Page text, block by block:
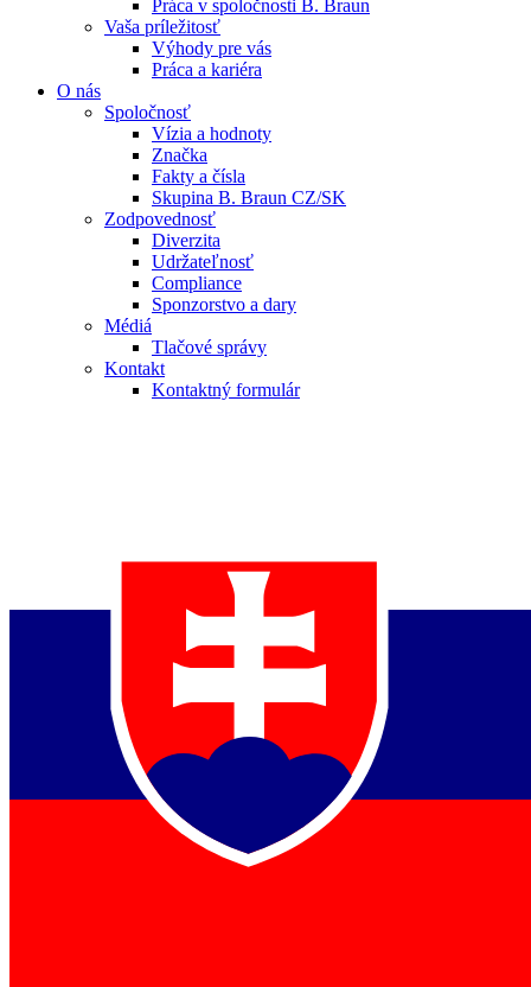
Práca v spoločnosti B. Braun
Vaša príležitosť
Výhody pre vás
Práca a kariéra
O nás
Spoločnosť
Vízia a hodnoty
Značka
Fakty a čísla
Skupina B. Braun CZ/SK
Zodpovednosť
Diverzita
Udržateľnosť
Compliance
Sponzorstvo a dary
Médiá
Tlačové správy
Kontakt
Kontaktný formulár